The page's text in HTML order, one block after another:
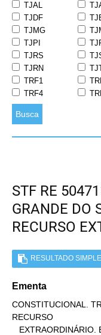
TJAL
TJDF
TJMG
TJPI
TJRS
TJRN
TRF1
TRF4
Busca
STF RE
GRANDE DO
RECURSO
RESULTADO
Ementa
CONSTITUCIONAL.
RECURSO